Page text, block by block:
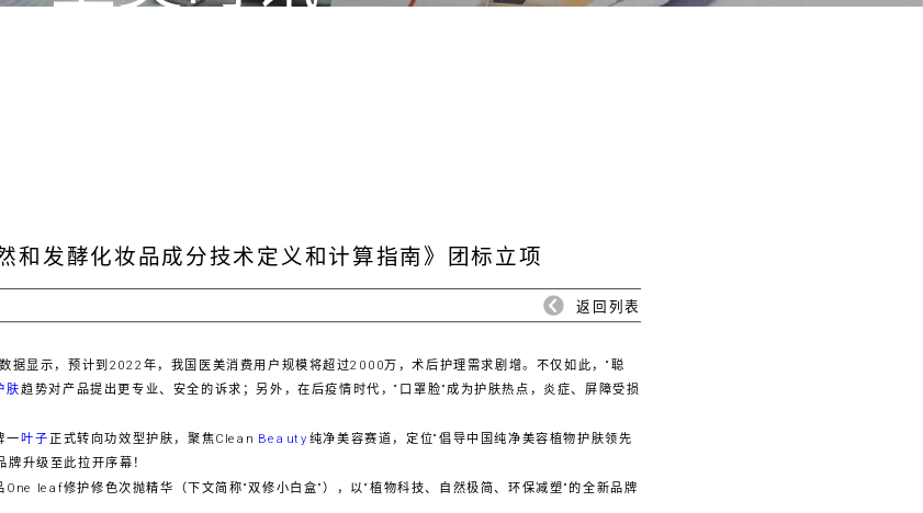
和发酵化妆品成分技术定义和计算指南》团标立项
返回列表
据显示，预计到2022年，我国医美消费用户规模将超过2000万，术后护理需求剧增。不仅如此，“聪
肤趋势对产品提出更专业、安全的诉求；另外，在后疫情时代，“口罩脸”成为护肤热点，炎症、屏障受损
一叶子 正式转向功效型护肤，聚焦Clean Beauty 纯净美容赛道，定位“倡导中国纯净美容植物护肤领先
牌升级至此拉开序幕！
leaf修护修色次抛精华（下文简称“双修小白盒”），以“植物科技、自然极简、环保减塑”的全新品牌